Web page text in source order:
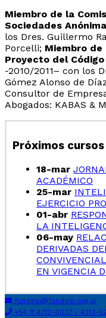
Miembro de la
Sociedades
los Dres. Guillermo
Porcelli; Miembro
Proyecto del
-2010/2011– con los
Gómez Alonso de
Consultor de
Abogados: KABAS &
Próximos cursos
18-mar
ACADÉMICO
25-mar
EJERCICIO
01-abr
LA
06-may
DERIVADAS
EN VIGENCIA
fundesi@fundesi.org.ar
+54 11 4312-0037 / 4313-